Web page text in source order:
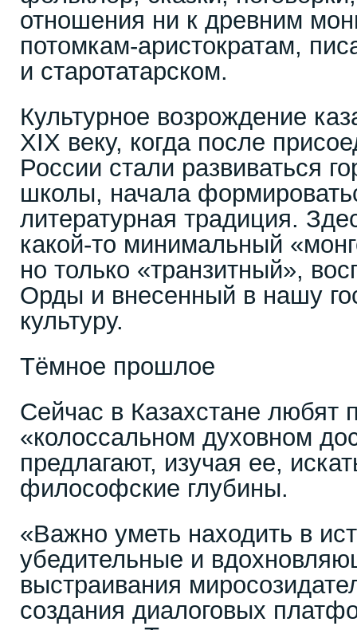
отношения ни к древним
потомкам-аристократам,
и старотатарском.
Культурное возрождение
XIX веку, когда после
России стали развиваться
школы, начала
литературная традиция.
какой-то минимальный
но только «транзитный»,
Орды и внесенный в нашу
культуру.
Тёмное прошлое
Сейчас в Казахстане любят
«колоссальном духовном
предлагают, изучая ее,
философские глубины.
«Важно уметь находить в
убедительные и
выстраивания
создания диалоговых